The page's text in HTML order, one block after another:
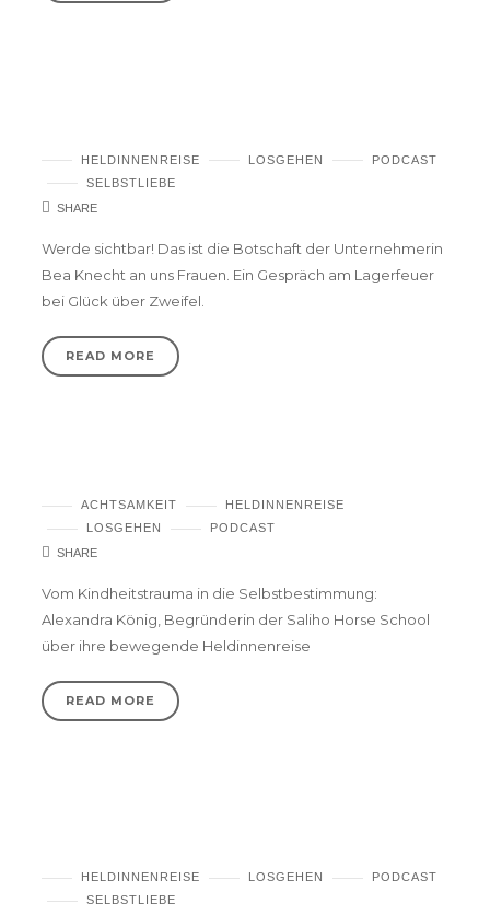
HELDINNENREISE LOSGEHEN
PODCAST
SELBSTLIEBE
SHARE
Werde sichtbar! Das ist die Botschaft der Unternehmerin
Bea Knecht an uns Frauen. Ein Gespräch am Lagerfeuer
bei Glück über Zweifel.
READ MORE
ACHTSAMKEIT
HELDINNENREISE
LOSGEHEN
PODCAST
SHARE
Vom Kindheitstrauma in die Selbstbestimmung:
Alexandra König, Begründerin der Saliho Horse School
über ihre bewegende Heldinnenreise
READ MORE
HELDINNENREISE LOSGEHEN
PODCAST
SELBSTLIEBE